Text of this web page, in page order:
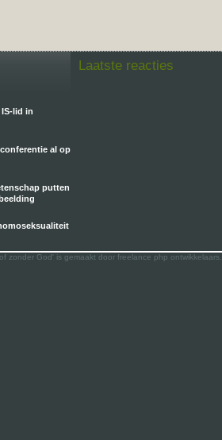
lid in
al op
putten
Laatste reacties
zonder God' is gemaakt door freelance php